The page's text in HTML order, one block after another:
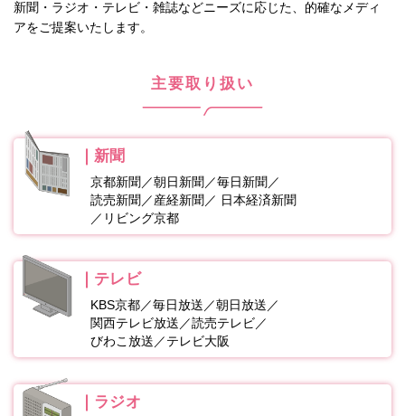
新聞・ラジオ・テレビ・雑誌などニーズに応じた、的確なメディ
アをご提案いたします。
主要取り扱い
新聞
京都新聞／朝日新聞／毎日新聞／
読売新聞／産経新聞／ 日本経済新聞
／リビング京都
テレビ
KBS京都／毎日放送／朝日放送／
関西テレビ放送／読売テレビ／
びわこ放送／テレビ大阪
ラジオ